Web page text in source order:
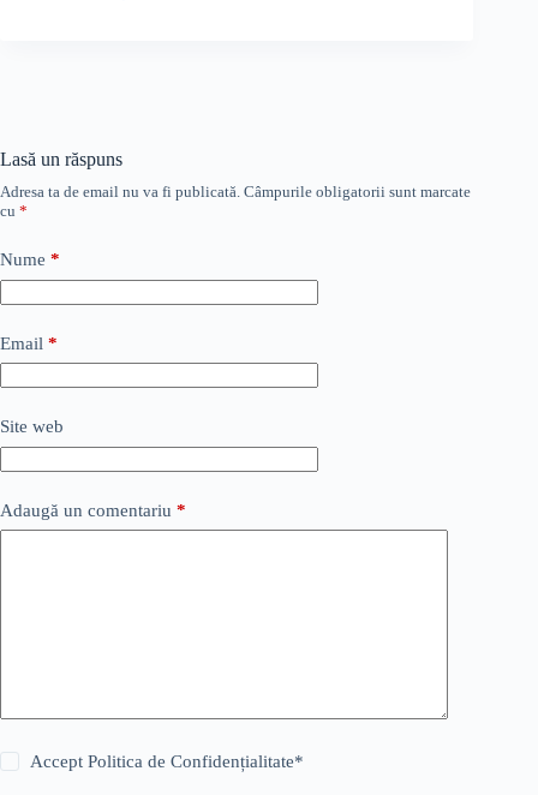
Lasă un răspuns
Adresa ta de email nu va fi publicată. Câmpurile obligatorii sunt marcate
cu *
Nume *
Email *
Site web
Adaugă un comentariu *
AcceptPolitica de Confidențialitate*